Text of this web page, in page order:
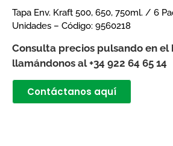
Tapa Env. Kraft 500, 650, 750ml. / 6
Unidades – Código: 9560218
Consulta precios pulsando en el
llamándonos al +34 922 64 65 14
Contáctanos aquí